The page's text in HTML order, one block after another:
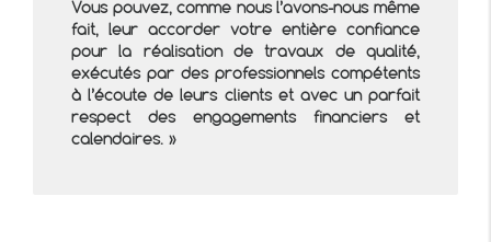
Vous pouvez, comme nous l’avons-nous même
fait, leur accorder votre entière confiance
pour la réalisation de travaux de qualité,
exécutés par des professionnels compétents
à l’écoute de leurs clients et avec un parfait
respect des engagements financiers et
calendaires.